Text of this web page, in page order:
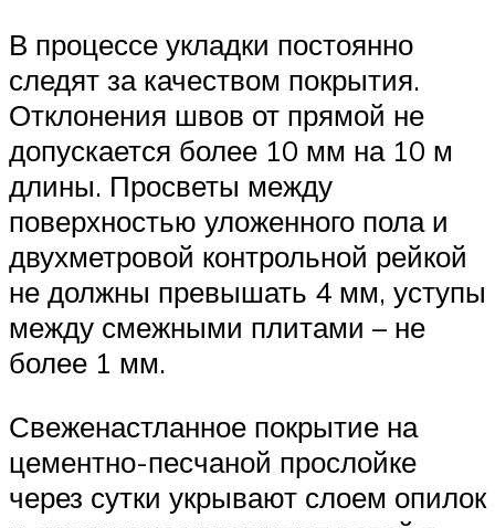
В процессе укладки постоянно
следят за качеством покрытия.
Отклонения швов от прямой не
допускается более 10 мм на 10 м
длины. Просветы между
поверхностью уложенного пола и
двухметровой контрольной рейкой
не должны превышать 4 мм, уступы
между смежными плитами – не
более 1 мм.
Свеженастланное покрытие на
цементно-песчаной прослойке
через сутки укрывают слоем опилок